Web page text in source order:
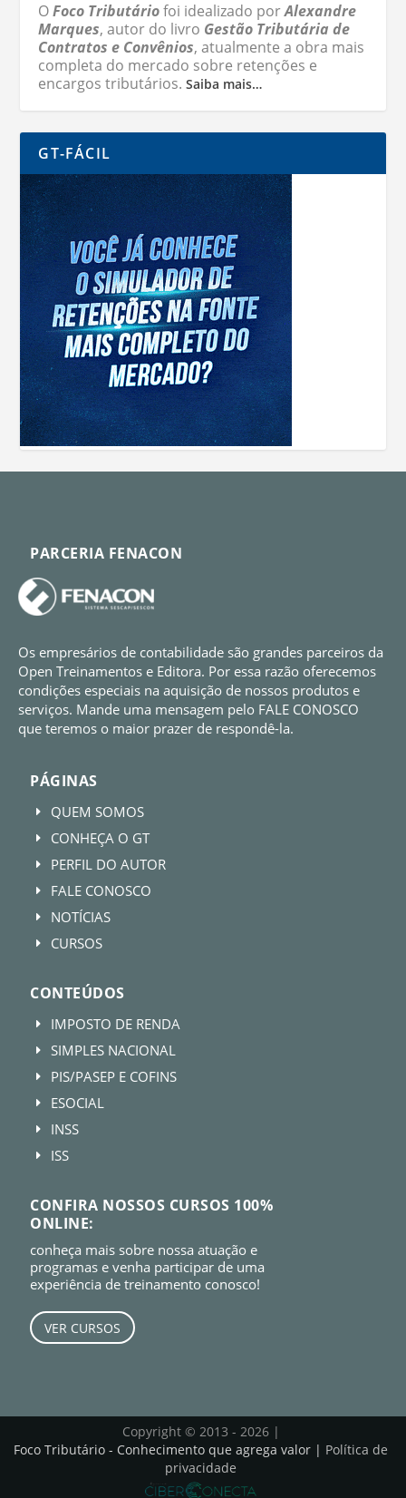
OFoco Tributáriofoi idealizado porAlexandre
Marques, autor do livro Gestão Tributária de
Contratos e Convênios, atualmente a obra mais
completa do mercado sobre retenções e
encargos tributários.Saiba mais…
GT-FÁCIL
PARCERIA FENACON
Os empresários de contabilidade são grandes parceiros da
Open Treinamentos e Editora. Por essa razão oferecemos
condições especiais na aquisição de nossos produtos e
serviços. Mande uma mensagem pelo FALE CONOSCO
que teremos o maior prazer de respondê-la.
PÁGINAS
E QUEM SOMOS
E CONHEÇA O GT
E PERFIL DO AUTOR
E FALE CONOSCO
E NOTÍCIAS
E CURSOS
CONTEÚDOS
E IMPOSTO DE RENDA
E SIMPLES NACIONAL
E PIS/PASEP E COFINS
E ESOCIAL
E INSS
E ISS
CONFIRA NOSSOS CURSOS 100%
ONLINE:
conheça mais sobre nossa atuação e
programas e venha participar de uma
experiência de treinamento conosco!
VER CURSOS
Copyright © 2013 - 2026 |
Foco Tributário - Conhecimento que agrega valor | Política de
privacidade